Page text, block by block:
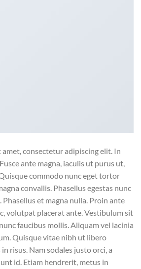
consectetur adipiscing elit. In
ante magna, iaculis ut purus ut,
commodo nunc eget tortor
convallis. Phasellus egestas nunc
Phasellus et magna nulla. Proin ante
volutpat placerat ante. Vestibulum sit
faucibus mollis. Aliquam vel lacinia
Quisque vitae nibh ut libero
risus. Nam sodales justo orci, a
id. Etiam hendrerit, metus in